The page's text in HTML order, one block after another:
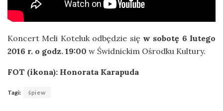
Koncert Meli Koteluk odbędzie się w sobotę 6 lutego
2016 r. o godz. 19:00 w Świdnickim Ośrodku Kultury.
FOT (ikona): Honorata Karapuda
Tagi: śpiew